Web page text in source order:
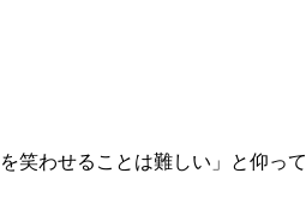
笑わせることは難しい」と仰って